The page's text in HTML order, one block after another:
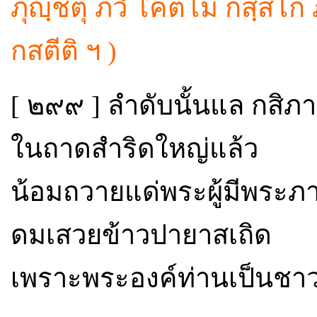
ภุญฺชตุ ภวํ โคตโม กสฺสโก
กสตีติ ฯ )
[ ๒๙๙ ] ลำดับนั้นแล กสิภ
ในถาดสำริดใหญ่แล้ว
น้อมถวายแด่พระผู้มีพระ
ดมเสวยข้าวปายาสเถิด
เพราะพระองค์ท่านเป็นช